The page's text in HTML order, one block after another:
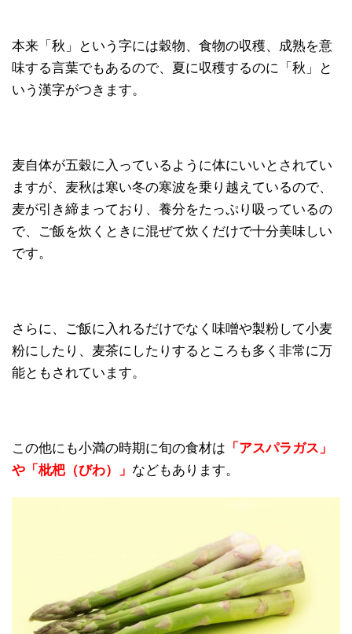
本来「秋」という字には穀物、食物の収穫、成熟を意
味する言葉でもあるので、夏に収穫するのに「秋」と
いう漢字がつきます。
麦自体が五穀に入っているように体にいいとされてい
ますが、麦秋は寒い冬の寒波を乗り越えているので、
麦が引き締まっており、養分をたっぷり吸っているの
で、ご飯を炊くときに混ぜて炊くだけで十分美味しい
です。
さらに、ご飯に入れるだけでなく味噌や製粉して小麦
粉にしたり、麦茶にしたりするところも多く非常に万
能ともされています。
この他にも小満の時期に旬の食材は 「アスパラガス」
や「枇杷（びわ）」 などもあります。